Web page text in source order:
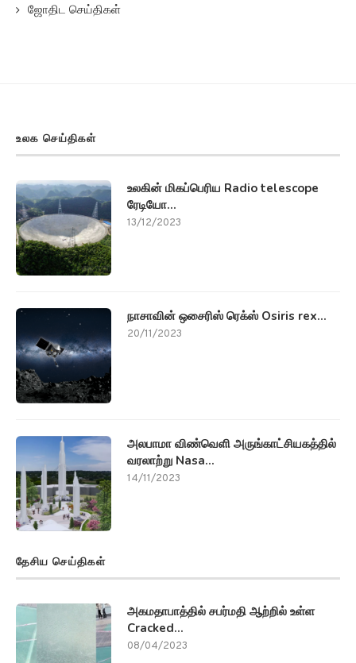
ஜோதிட செய்திகள்
உலக செய்திகள்
உலகின் மிகப்பெரிய Radio telescope
ரேடியோ...
13/12/2023
நாசாவின் ஒசைரிஸ் ரெக்ஸ் Osiris rex...
20/11/2023
அலபாமா விண்வெளி அருங்காட்சியகத்தில்
வரலாற்று Nasa...
14/11/2023
தேசிய செய்திகள்
அகமதாபாத்தில் சபர்மதி ஆற்றில் உள்ள
Cracked...
08/04/2023